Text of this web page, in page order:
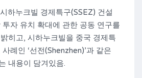
하누크빌 경제특구(SSEZ) 건설
자 유치 확대에 관한 공동 연구를
히고, 시하누크빌을 중국 경제특
례인 ‘선전(Shenzhen)’과 같은
내용이 담겨있음.